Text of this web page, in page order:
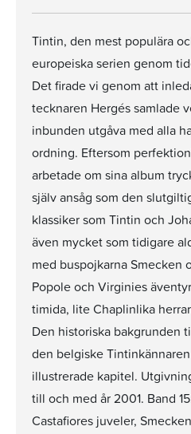
Tintin, den mest populära
europeiska serien genom
Det firade vi genom att
tecknaren Hergés samlade
inbunden utgåva med alla
ordning. Eftersom
arbetade om sina album
själv ansåg som den
klassiker som Tintin och
även mycket som tidigare
med buspojkarna Smecken
Popole och Virginies
timida, lite Chaplinlika
Den historiska bakgrunden
den belgiske
illustrerade kapitel.
till och med år 2001. Band
Castafiores juveler,